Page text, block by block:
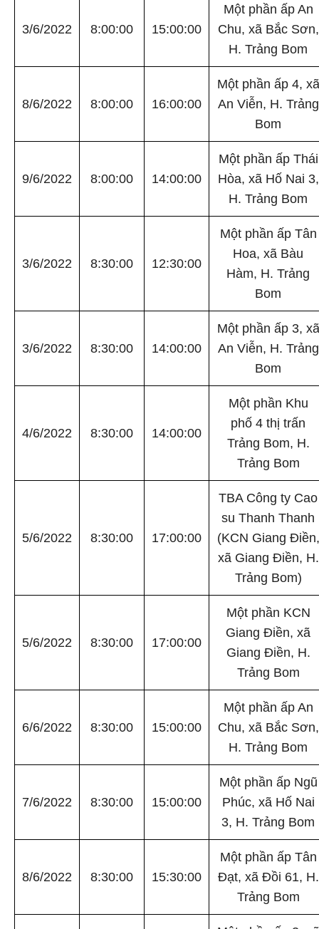
3/6/2022 8:00:00 15:00:00
Một phần ấp An
Chu, xã Bắc Sơn,
H. Trảng Bom
8/6/2022 8:00:00 16:00:00
Một phần ấp 4, xã
An Viễn, H. Trảng
Bom
9/6/2022 8:00:00 14:00:00
Một phần ấp Thái
Hòa, xã Hố Nai 3,
H. Trảng Bom
3/6/2022 8:30:00 12:30:00
Một phần ấp Tân
Hoa, xã Bàu
Hàm, H. Trảng
Bom
3/6/2022 8:30:00 14:00:00
Một phần ấp 3, xã
An Viễn, H. Trảng
Bom
4/6/2022 8:30:00 14:00:00
Một phần Khu
phố 4 thị trấn
Trảng Bom, H.
Trảng Bom
5/6/2022 8:30:00 17:00:00
TBA Công ty Cao
su Thanh Thanh
(KCN Giang Điền,
xã Giang Điền, H.
Trảng Bom)
5/6/2022 8:30:00 17:00:00
Một phần KCN
Giang Điền, xã
Giang Điền, H.
Trảng Bom
6/6/2022 8:30:00 15:00:00
Một phần ấp An
Chu, xã Bắc Sơn,
H. Trảng Bom
7/6/2022 8:30:00 15:00:00
Một phần ấp Ngũ
Phúc, xã Hố Nai
3, H. Trảng Bom
8/6/2022 8:30:00 15:30:00
Một phần ấp Tân
Đạt, xã Đồi 61, H.
Trảng Bom